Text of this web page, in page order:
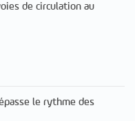
de circulation au
le rythme des